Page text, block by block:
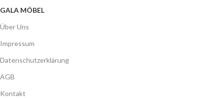
GALA MÖBEL
Über Uns
Impressum
Datenschutzerklärung
AGB
Kontakt